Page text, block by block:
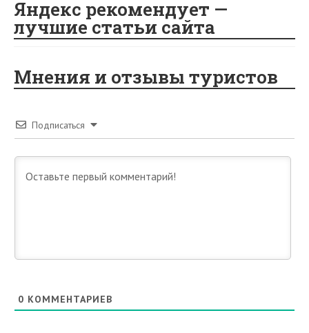
Яндекс рекомендует —
лучшие статьи сайта
Мнения и отзывы туристов
Подписаться
0 КОММЕНТАРИЕВ